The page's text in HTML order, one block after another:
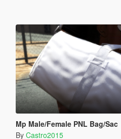
Mp Male/Female PNL Bag/Sac
By Castro2015